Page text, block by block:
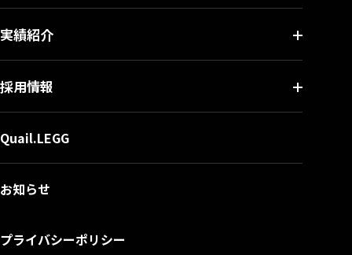
実績紹介
採用情報
Quail.LEGG
お知らせ
プライバシーポリシー